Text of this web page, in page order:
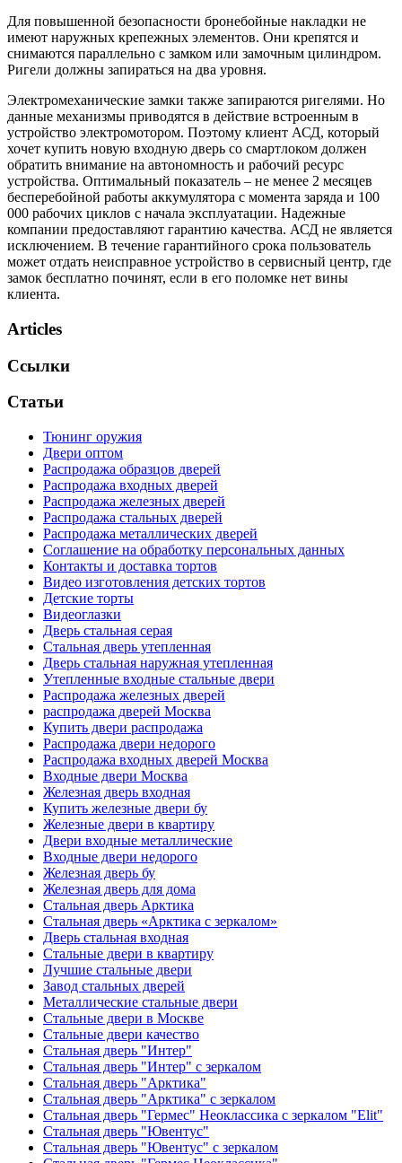
Для повышенной безопасности бронебойные накладки не
имеют наружных крепежных элементов. Они крепятся и
снимаются параллельно с замком или замочным цилиндром.
Ригели должны запираться на два уровня.
Электромеханические замки также запираются ригелями. Но
данные механизмы приводятся в действие встроенным в
устройство электромотором. Поэтому клиент АСД, который
хочет купить новую входную дверь со смартлоком должен
обратить внимание на автономность и рабочий ресурс
устройства. Оптимальный показатель – не менее 2 месяцев
бесперебойной работы аккумулятора с момента заряда и 100
000 рабочих циклов с начала эксплуатации. Надежные
компании предоставляют гарантию качества. АСД не является
исключением. В течение гарантийного срока пользователь
может отдать неисправное устройство в сервисный центр, где
замок бесплатно починят, если в его поломке нет вины
клиента.
Articles
Ссылки
Статьи
Тюнинг оружия
Двери оптом
Распродажа образцов дверей
Распродажа входных дверей
Распродажа железных дверей
Распродажа стальных дверей
Распродажа металлических дверей
Соглашение на обработку персональных данных
Контакты и доставка тортов
Видео изготовления детских тортов
Детские торты
Видеоглазки
Дверь стальная серая
Стальная дверь утепленная
Дверь стальная наружная утепленная
Утепленные входные стальные двери
Распродажа железных дверей
распродажа дверей Москва
Купить двери распродажа
Распродажа двери недорого
Распродажа входных дверей Москва
Входные двери Москва
Железная дверь входная
Купить железные двери бу
Железные двери в квартиру
Двери входные металлические
Входные двери недорого
Железная дверь бу
Железная дверь для дома
Стальная дверь Арктика
Стальная дверь «Арктика с зеркалом»
Дверь стальная входная
Стальные двери в квартиру
Лучшие стальные двери
Завод стальных дверей
Металлические стальные двери
Стальные двери в Москве
Стальные двери качество
Стальная дверь "Интер"
Стальная дверь "Интер" с зеркалом
Стальная дверь "Арктика"
Стальная дверь "Арктика" с зеркалом
Стальная дверь "Гермес" Неоклассика с зеркалом "Elit"
Стальная дверь "Ювентус"
Стальная дверь "Ювентус" с зеркалом